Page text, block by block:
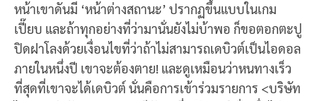
หน้าเขาดันมี ‘หน้าต่างสถานะ’ ปรากฏขึ้นแบบในเกม
เปี๊ยบ และถ้าทุกอย่างที่ว่ามานั่นยังไม่บ้าพอ ก็ขอตอกตะปู
ปิดฝาโลงด้วยเงื่อนไขที่ว่าถ้าไม่สามารถเดบิวต์เป็นไอดอล
ภายในหนึ่งปี เขาจะต้องตาย! และดูเหมือนว่าหนทางเร็ว
ที่สุดที่เขาจะได้เดบิวต์ นั่นคือการเข้าร่วมรายการ <บริษัท